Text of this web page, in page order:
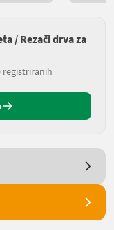
/ Rezači drva za
registriranih